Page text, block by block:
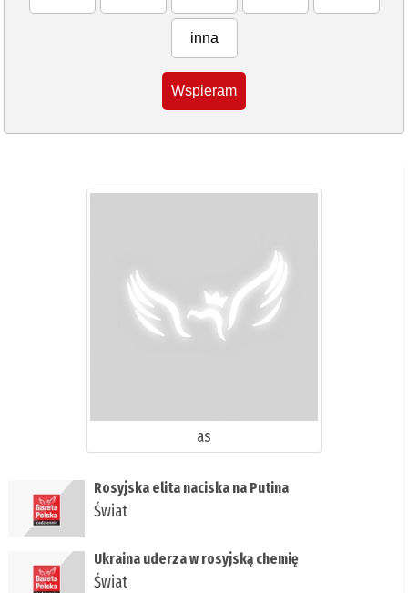
inna
Wspieram
as
Rosyjska elita naciska na Putina
Świat
Ukraina uderza w rosyjską chemię
Świat